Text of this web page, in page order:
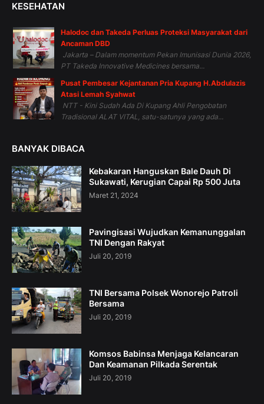
KESEHATAN
Halodoc dan Takeda Perluas Proteksi Masyarakat dari
Ancaman DBD
Jakarta – Dalam momentum Pekan Imunisasi Dunia 2026,
PT Takeda Innovative Medicines bersama...
Pusat Pembesar Kejantanan Pria Kupang H.Abdulazis
Atasi Lemah Syahwat
NTT - Kini Sudah Ada Di Kupang Ahli Pengobatan
Tradisional ALAT VITAL, satu-satunya yang ada...
BANYAK DIBACA
Kebakaran Hanguskan Bale Dauh Di
Sukawati, Kerugian Capai Rp 500 Juta
Maret 21, 2024
Pavingisasi Wujudkan Kemanunggalan
TNI Dengan Rakyat
Juli 20, 2019
TNI Bersama Polsek Wonorejo Patroli
Bersama
Juli 20, 2019
Komsos Babinsa Menjaga Kelancaran
Dan Keamanan Pilkada Serentak
Juli 20, 2019